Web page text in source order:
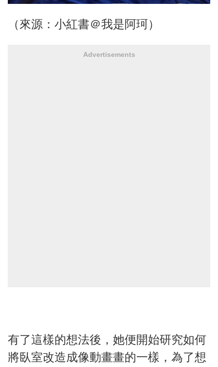
（來源：小紅書＠我是阿珂）
Advertisements
有了這樣的想法後，她便開始研究如何
將臥室改造成像動畫畫的一樣，為了想